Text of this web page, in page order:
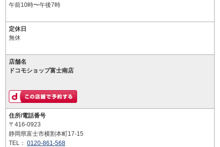
午前10時〜午後7時
定休日
無休
店舗名
ドコモショップ富士南店
住所/電話番号
〒416-0923
静岡県富士市横割本町17-15
TEL： 0120-861-568